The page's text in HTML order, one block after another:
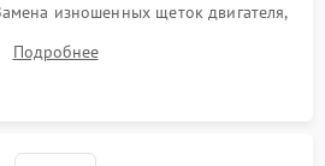
изношенных щеток двигателя,
резиновой манжеты.
Подробнее